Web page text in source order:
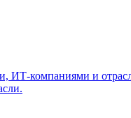
ИТ-компаниями и